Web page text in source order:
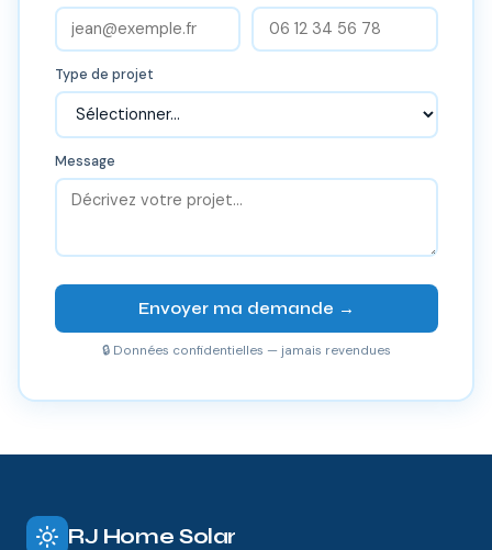
Type de projet
Message
Envoyer ma demande →
🔒 Données confidentielles — jamais revendues
RJ Home Solar